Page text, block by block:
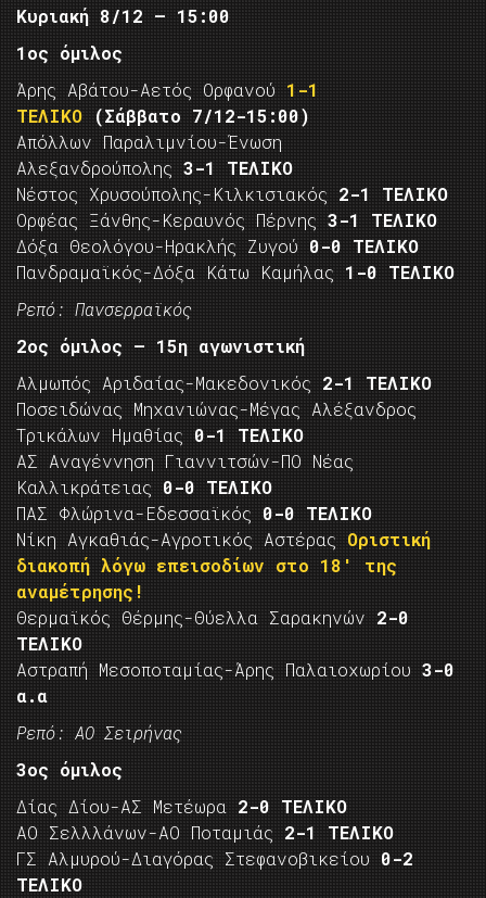
Κυριακή 8/12 – 15:00
1ος όμιλος
Άρης Αβάτου-Αετός Ορφανού 1-1
ΤΕΛΙΚΟ
(Σάββατο 7/12-15:00)
Απόλλων Παραλιμνίου-Ένωση
Αλεξανδρούπολης 3-1 ΤΕΛΙΚΟ
Νέστος Χρυσούπολης-Κιλκισιακός 2-1 ΤΕΛΙΚΟ
Ορφέας Ξάνθης-Κεραυνός Πέρνης 3-1 ΤΕΛΙΚΟ
Δόξα Θεολόγου-Ηρακλής Ζυγού 0-0 ΤΕΛΙΚΟ
Πανδραμαϊκός-Δόξα Κάτω Καμήλας 1-0 ΤΕΛΙΚΟ
Ρεπό: Πανσερραϊκός
2ος όμιλος – 15η αγωνιστική
Αλμωπός Αριδαίας-Μακεδονικός 2-1 ΤΕΛΙΚΟ
Ποσειδώνας Μηχανιώνας-Μέγας Αλέξανδρος
Τρικάλων Ημαθίας 0-1 ΤΕΛΙΚΟ
ΑΣ Αναγέννηση Γιαννιτσών-ΠΟ Νέας
Καλλικράτειας 0-0 ΤΕΛΙΚΟ
ΠΑΣ Φλώρινα-Εδεσσαϊκός 0-0 ΤΕΛΙΚΟ
Νίκη Αγκαθιάς-Αγροτικός Αστέρας Οριστική
διακοπή λόγω επεισοδίων στο 18′ της
αναμέτρησης!
Θερμαϊκός Θέρμης-Θύελλα Σαρακηνών 2-0
ΤΕΛΙΚΟ
Αστραπή Μεσοποταμίας-Άρης Παλαιοχωρίου 3-0
α.α
Ρεπό: ΑΟ Σειρήνας
3ος όμιλος
Δίας Δίου-ΑΣ Μετέωρα 2-0 ΤΕΛΙΚΟ
ΑΟ Σελλλάνων-ΑΟ Ποταμιάς 2-1 ΤΕΛΙΚΟ
ΓΣ Αλμυρού-Διαγόρας Στεφανοβικείου 0-2
ΤΕΛΙΚΟ